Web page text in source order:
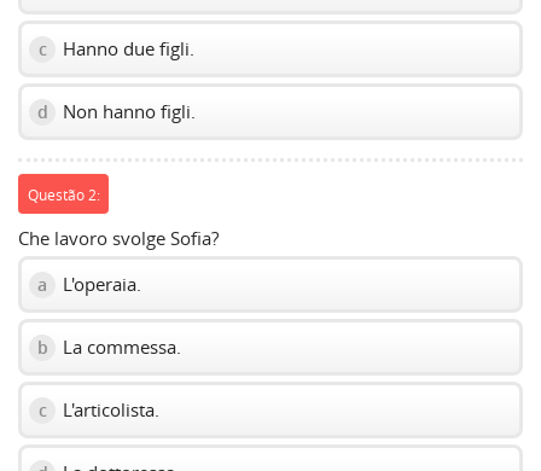
c Hanno due figli.
d Non hanno figli.
Questão 2:
Che lavoro svolge Sofia?
a L'operaia.
b La commessa.
c L'articolista.